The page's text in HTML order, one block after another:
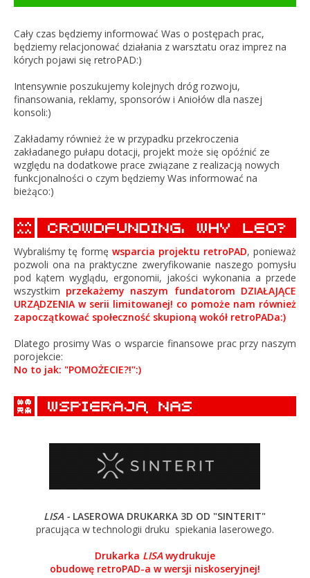
Cały czas będziemy informować Was o postępach prac,
będziemy relacjonować działania z warsztatu oraz imprez na
kórych pojawi się retroPAD:)
Intensywnie poszukujemy kolejnych dróg rozwoju,
finansowania, reklamy, sponsorów i Aniołów dla naszej
konsoli:)
Zakładamy również że w przypadku przekroczenia
zakładanego pułapu dotacji, projekt może się opóźnić ze
względu na dodatkowe prace związane z realizacją nowych
funkcjonalności o czym będziemy Was informować na
bieżąco:)
Wybraliśmy tę formę wsparcia projektu retroPAD, ponieważ
pozwoli ona na praktyczne zweryfikowanie naszego pomysłu
pod kątem wyglądu, ergonomii, jakości wykonania a przede
wszystkim przekażemy naszym fundatorom DZIAŁAJĄCE
URZĄDZENIA w serii limitowanej! co pomoże nam również
zapoczątkować społeczność skupioną wokół retroPADa:)
Dlatego prosimy Was o wsparcie finansowe prac przy naszym
porojekcie:
No to jak: "POMOŻECIE?!":)
LISA - LASEROWA DRUKARKA 3D OD "SINTERIT"
pracująca w technologii druku spiekania laserowego.
Drukarka LISAwydrukuje
obudowę retroPAD-a w wersji niskoseryjnej!